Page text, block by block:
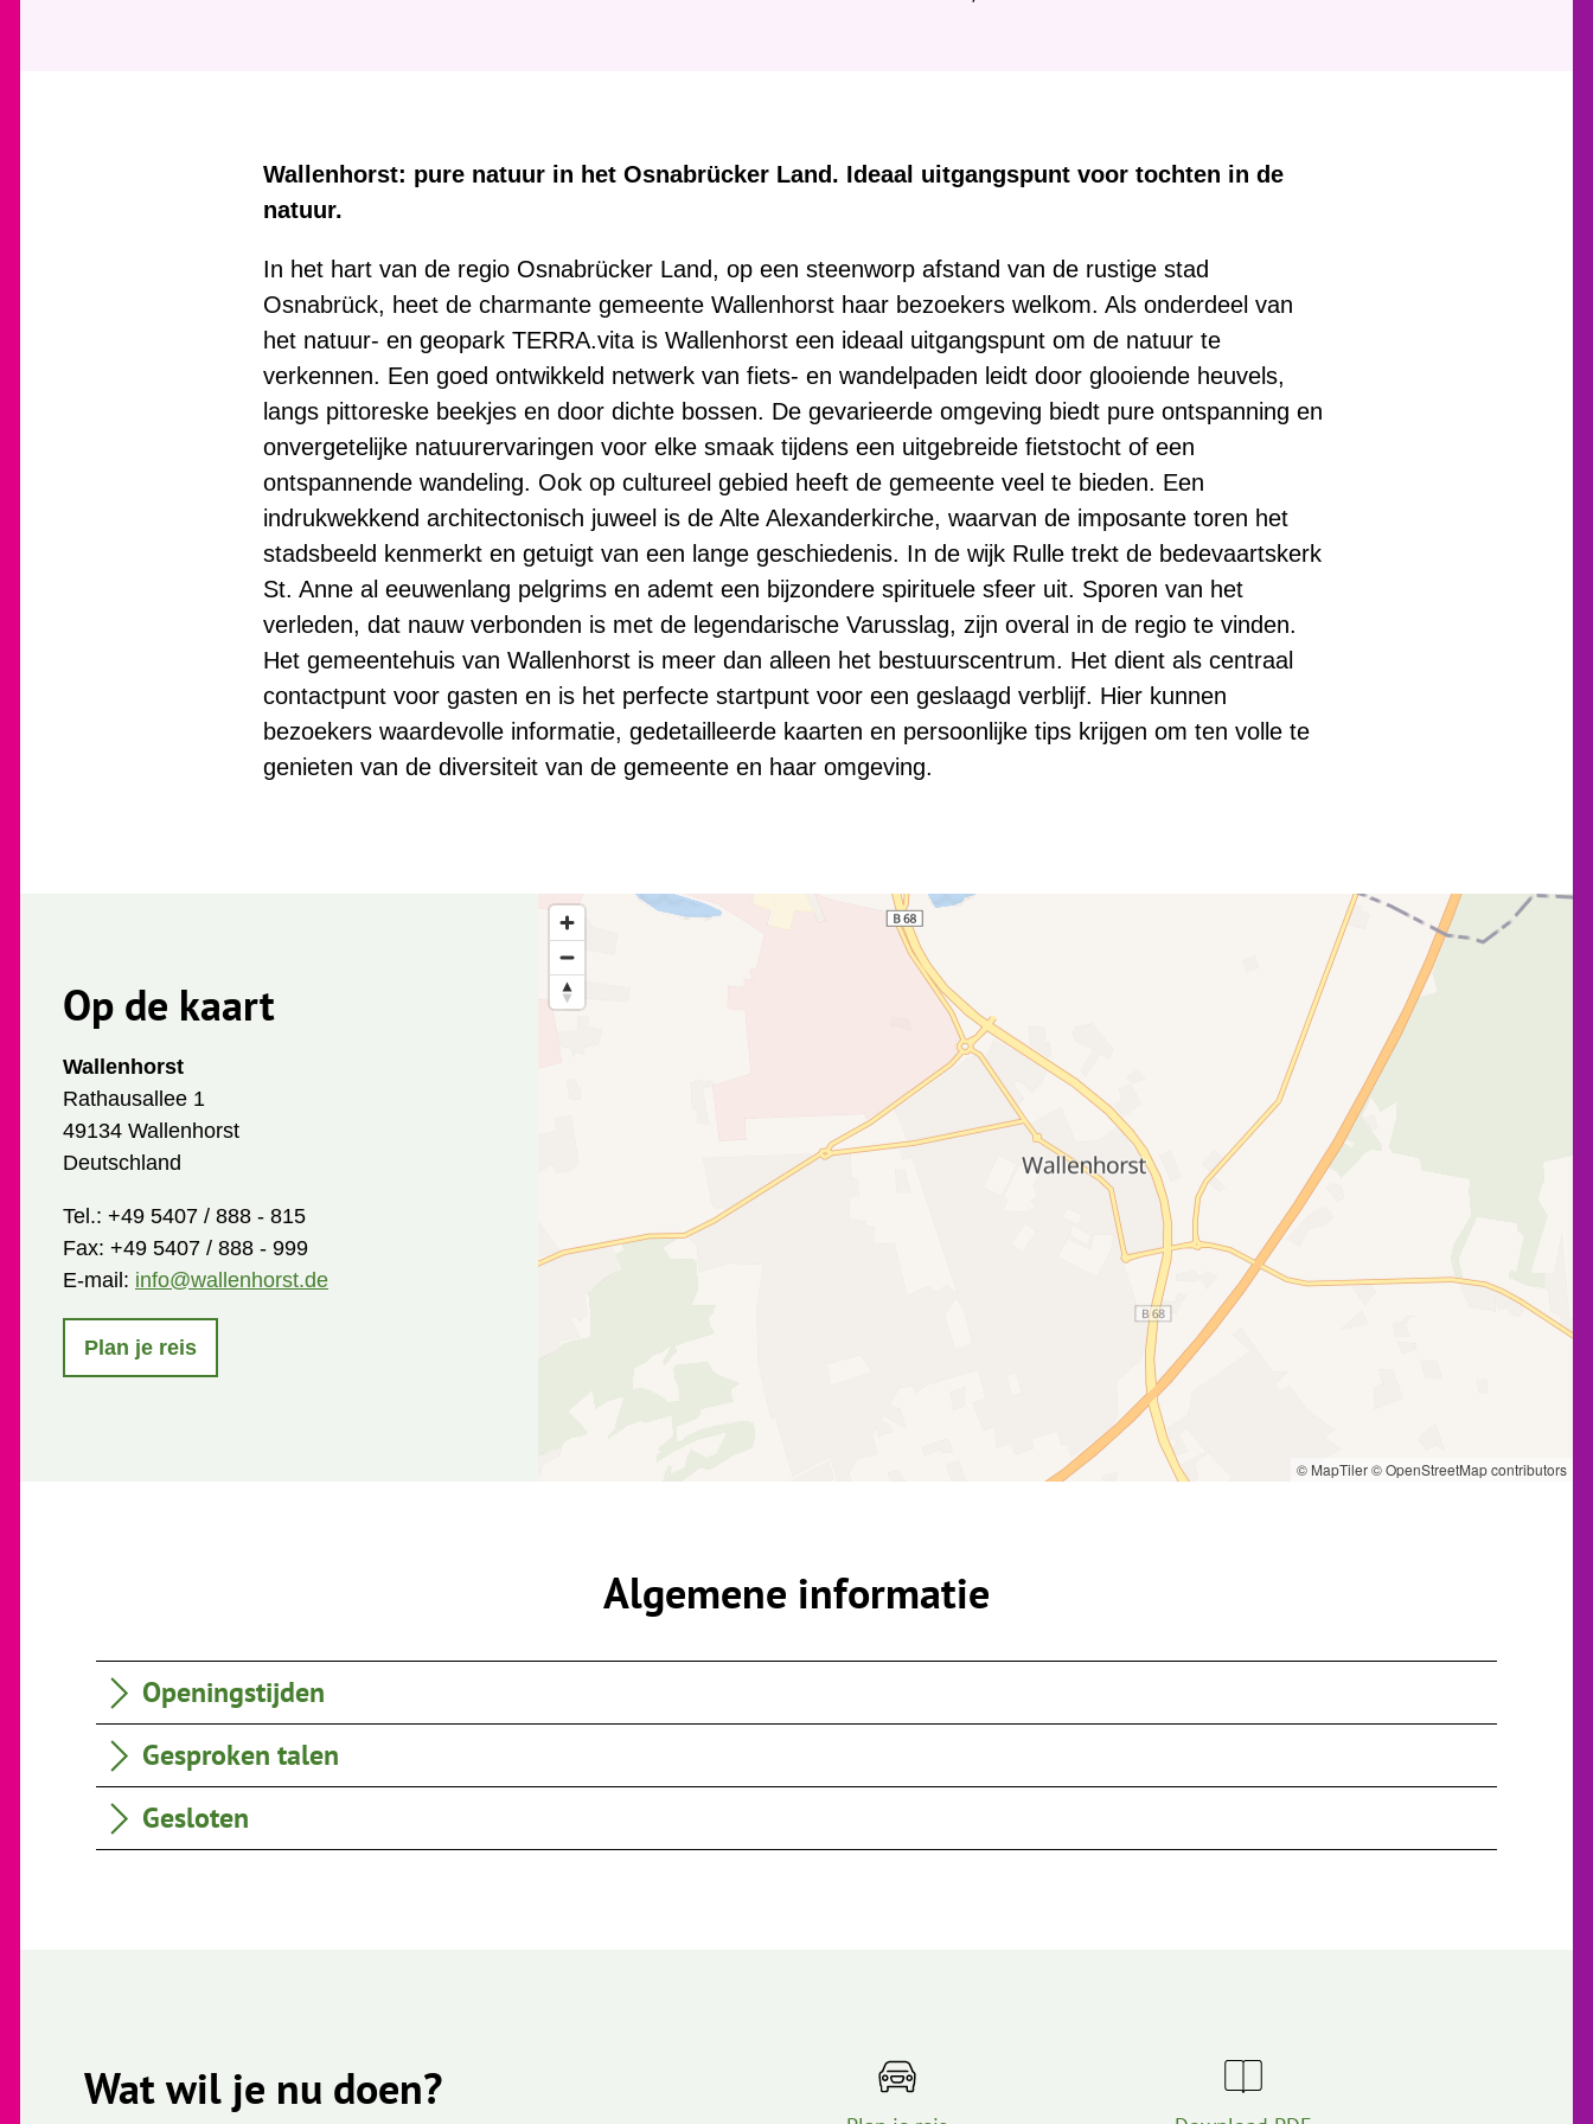
Wallenhorst: pure natuur in het Osnabrücker Land. Ideaal uitgangspunt voor tochten in de
natuur.
In het hart van de regio Osnabrücker Land, op een steenworp afstand van de rustige stad
Osnabrück, heet de charmante gemeente Wallenhorst haar bezoekers welkom. Als onderdeel van
het natuur- en geopark TERRA.vita is Wallenhorst een ideaal uitgangspunt om de natuur te
verkennen. Een goed ontwikkeld netwerk van fiets- en wandelpaden leidt door glooiende heuvels,
langs pittoreske beekjes en door dichte bossen. De gevarieerde omgeving biedt pure ontspanning en
onvergetelijke natuurervaringen voor elke smaak tijdens een uitgebreide fietstocht of een
ontspannende wandeling. Ook op cultureel gebied heeft de gemeente veel te bieden. Een
indrukwekkend architectonisch juweel is de Alte Alexanderkirche, waarvan de imposante toren het
stadsbeeld kenmerkt en getuigt van een lange geschiedenis. In de wijk Rulle trekt de bedevaartskerk
St. Anne al eeuwenlang pelgrims en ademt een bijzondere spirituele sfeer uit. Sporen van het
verleden, dat nauw verbonden is met de legendarische Varusslag, zijn overal in de regio te vinden.
Het gemeentehuis van Wallenhorst is meer dan alleen het bestuurscentrum. Het dient als centraal
contactpunt voor gasten en is het perfecte startpunt voor een geslaagd verblijf. Hier kunnen
bezoekers waardevolle informatie, gedetailleerde kaarten en persoonlijke tips krijgen om ten volle te
genieten van de diversiteit van de gemeente en haar omgeving.
Op de kaart
Wallenhorst
Rathausallee 1
49134 Wallenhorst
Deutschland
Tel.: +49 5407 / 888 - 815
Fax: +49 5407 / 888 - 999
E-mail: info@wallenhorst.de
Plan je reis
© MapTiler© OpenStreetMap contributors
Algemene informatie
Openingstijden
Gesproken talen
Gesloten
Wat wil je nu doen?